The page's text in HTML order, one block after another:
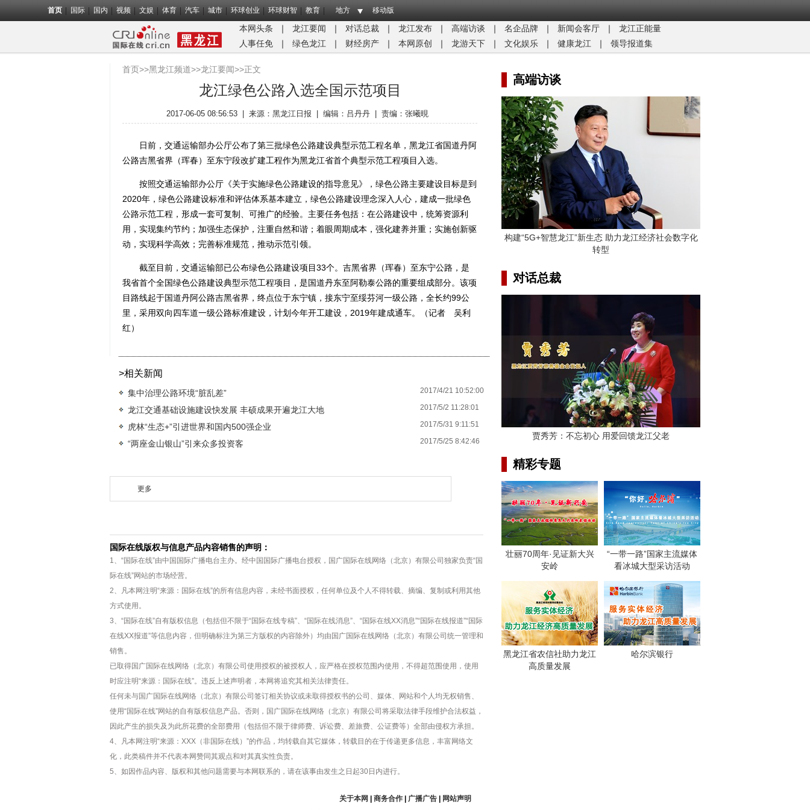
首页 国际 国内 视频 文娱 体育 汽车 城市 环球创业 环球财智 教育 地方 移动版
本网头条 ｜ 龙江要闻 ｜ 对话总裁 ｜ 龙江发布 ｜ 高端访谈 ｜ 名企品牌 ｜ 新闻会客厅 ｜
龙江正能量​
人事任免
｜ 绿色龙江 ｜ 财经房产 ｜ 本网原创 ｜ 龙游天下 ｜ 文化娱乐 ｜ 健康龙江 ｜ 领导报道集
首页>>黑龙江频道>>龙江要闻>>正文
龙江绿色公路入选全国示范项目
2017-06-05 08:56:53 来源： 黑龙江日报 编辑：吕丹丹 责编：张曦晛
日前，交通运输部办公厅公布了第三批绿色公路建设典型示范工程名单，黑龙江省国道丹阿
公路吉黑省界（珲春）至东宁段改扩建工程作为黑龙江省首个典型示范工程项目入选。
按照交通运输部办公厅《关于实施绿色公路建设的指导意见》，绿色公路主要建设目标是到
2020年，绿色公路建设标准和评估体系基本建立，绿色公路建设理念深入人心，建成一批绿色
公路示范工程，形成一套可复制、可推广的经验。主要任务包括：在公路建设中，统筹资源利
用，实现集约节约；加强生态保护，注重自然和谐；着眼周期成本，强化建养并重；实施创新驱
动，实现科学高效；完善标准规范，推动示范引领。
截至目前，交通运输部已公布绿色公路建设项目33个。吉黑省界（珲春）至东宁公路，是
我省首个全国绿色公路建设典型示范工程项目，是国道丹东至阿勒泰公路的重要组成部分。该项
目路线起于国道丹阿公路吉黑省界，终点位于东宁镇，接东宁至绥芬河一级公路，全长约99公
里，采用双向四车道一级公路标准建设，计划今年开工建设，2019年建成通车。（记者 吴利
红）
>相关新闻
集中治理公路环境“脏乱差” 2017/4/21 10:52:00
龙江交通基础设施建设快发展 丰硕成果开遍龙江大地 2017/5/2 11:28:01
虎林“生态+”引进世界和国内500强企业 2017/5/31 9:11:51
“两座金山银山”引来众多投资客 2017/5/25 8:42:46
更多
国际在线版权与信息产品内容销售的声明：
1、“国际在线”由中国国际广播电台主办。经中国国际广播电台授权，国广国际在线网络（北京）有限公司独家负责“国
际在线”网站的市场经营。
2、凡本网注明“来源：国际在线”的所有信息内容，未经书面授权，任何单位及个人不得转载、摘编、复制或利用其他
方式使用。
3、“国际在线”自有版权信息（包括但不限于“国际在线专稿”、“国际在线消息”、“国际在线XX消息”“国际在线报道”“国际
在线XX报道”等信息内容，但明确标注为第三方版权的内容除外）均由国广国际在线网络（北京）有限公司统一管理和
销售。
已取得国广国际在线网络（北京）有限公司使用授权的被授权人，应严格在授权范围内使用，不得超范围使用，使用
时应注明“来源：国际在线”。违反上述声明者，本网将追究其相关法律责任。
任何未与国广国际在线网络（北京）有限公司签订相关协议或未取得授权书的公司、媒体、网站和个人均无权销售、
使用“国际在线”网站的自有版权信息产品。否则，国广国际在线网络（北京）有限公司将采取法律手段维护合法权益，
因此产生的损失及为此所花费的全部费用（包括但不限于律师费、诉讼费、差旅费、公证费等）全部由侵权方承担。
4、凡本网注明“来源：XXX（非国际在线）”的作品，均转载自其它媒体，转载目的在于传递更多信息，丰富网络文
化，此类稿件并不代表本网赞同其观点和对其真实性负责。
5、如因作品内容、版权和其他问题需要与本网联系的，请在该事由发生之日起30日内进行。
高端访谈
构建“5G+智慧龙江”新生态 助力龙江经济社会数字化
转型
对话总裁
贾秀芳：不忘初心 用爱回馈龙江父老
精彩专题
壮丽70周年·见证新大兴
安岭
“一带一路”国家主流媒体
看冰城大型采访活动
黑龙江省农信社助力龙江
高质量发展
哈尔滨银行
关于本网 商务合作| 广播广告|
网站声明